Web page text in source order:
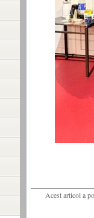
Acest articol a